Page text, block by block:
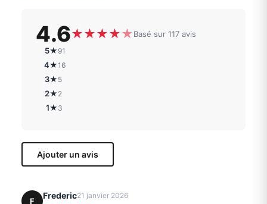
4.6★★★★★Basé sur 117 avis
5★ 91
4★16
3★ 5
2★ 2
1★ 3
Ajouter un avis
F
Frederic21 janvier 2026